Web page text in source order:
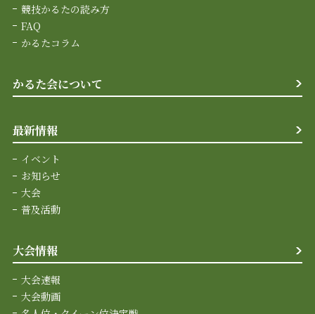
競技かるたの読み方
FAQ
かるたコラム
かるた会について
最新情報
イベント
お知らせ
大会
普及活動
大会情報
大会速報
大会動画